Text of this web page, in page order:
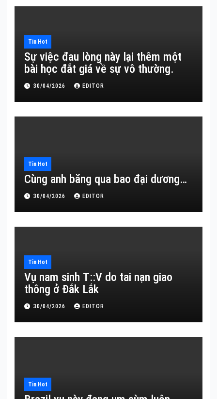
Tin Hot
Sự việc đau lòng này lại thêm một
bài học đắt giá về sự vô thường.
30/04/2026 EDITOR
Tin Hot
Cùng anh băng qua bao đại dương…
30/04/2026 EDITOR
Tin Hot
Vụ nam sinh T::V do tai nạn giao
thông ở Đắk Lắk
30/04/2026 EDITOR
Tin Hot